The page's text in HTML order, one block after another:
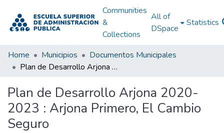
Communities
&
Collections
All of
DSpace
Statistics
Home Municipios
Documentos Municipales
Plan de Desarrollo Arjona 2020-2023 : Arjona Primero, El Cambio Seguro
Plan de Desarrollo Arjona 2020-
2023 : Arjona Primero, El Cambio
Seguro